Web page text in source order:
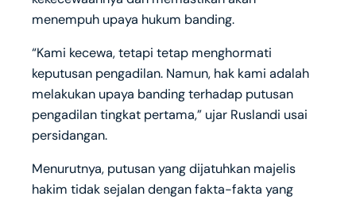
menempuh upaya hukum banding.
“Kami kecewa, tetapi tetap menghormati
keputusan pengadilan. Namun, hak kami adalah
melakukan upaya banding terhadap putusan
pengadilan tingkat pertama,” ujar Ruslandi usai
persidangan.
Menurutnya, putusan yang dijatuhkan majelis
hakim tidak sejalan dengan fakta-fakta yang